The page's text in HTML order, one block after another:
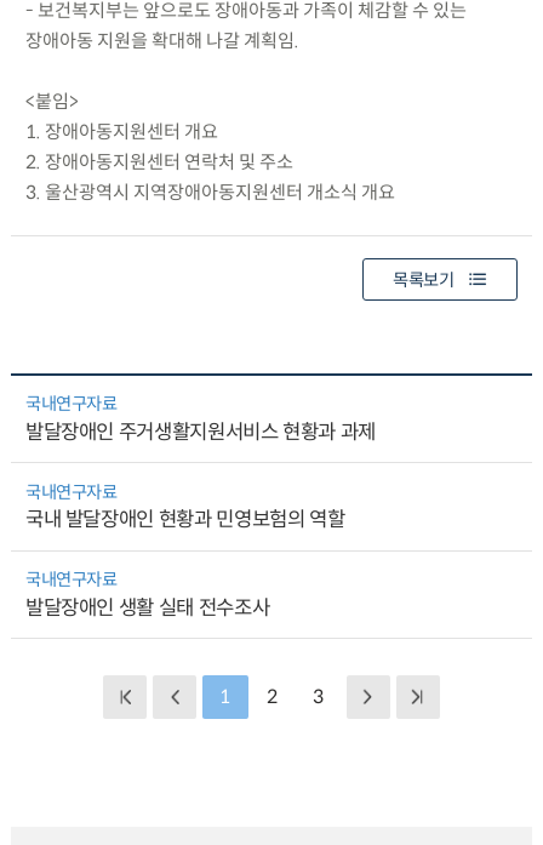
- 보건복지부는 앞으로도 장애아동과 가족이 체감할 수 있는
장애아동 지원을 확대해 나갈 계획임.
<붙임>
1. 장애아동지원센터 개요
2. 장애아동지원센터 연락처 및 주소
3. 울산광역시 지역장애아동지원센터 개소식 개요
목록보기
국내연구자료
발달장애인 주거생활지원서비스 현황과 과제
국내연구자료
국내 발달장애인 현황과 민영보험의 역할
국내연구자료
발달장애인 생활 실태 전수조사
1 2 3